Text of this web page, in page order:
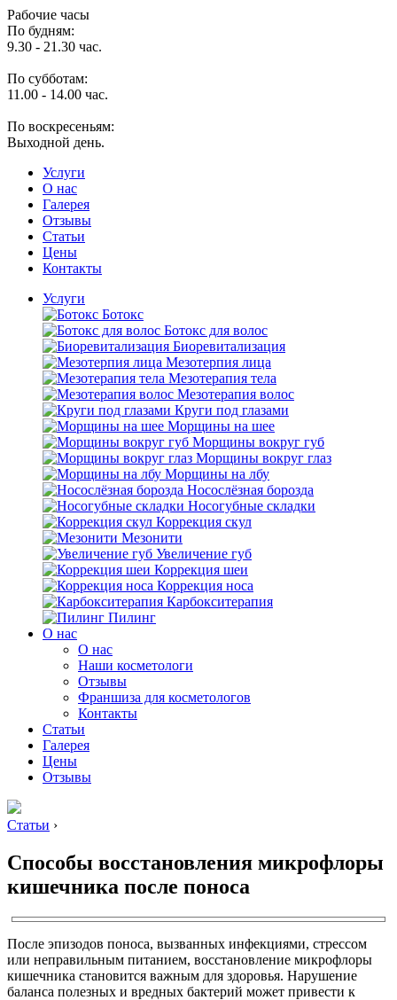
Рабочие часы
По будням:
9.30 - 21.30 час.
По субботам:
11.00 - 14.00 час.
По воскресеньям:
Выходной день.
Услуги
O нас
Галерея
Отзывы
Статьи
Цены
Контакты
Услуги
Ботокс
Ботокс для волос
Биоревитализация
Мезотерпия лица
Мезотерапия тела
Мезотерапия волос
Круги под глазами
Морщины на шее
Морщины вокруг губ
Морщины вокруг глаз
Морщины на лбу
Носослёзная борозда
Носогубные складки
Коррекция скул
Мезонити
Увеличение губ
Коррекция шеи
Коррекция носа
Карбокситерапия
Пилинг
O нас
O нас
Наши косметологи
Отзывы
Франшиза для косметологов
Контакты
Статьи
Галерея
Цены
Отзывы
Статьи ›
Способы восстановления микрофлоры
кишечника после поноса
После эпизодов поноса, вызванных инфекциями, стрессом
или неправильным питанием, восстановление микрофлоры
кишечника становится важным для здоровья. Нарушение
баланса полезных и вредных бактерий может привести к